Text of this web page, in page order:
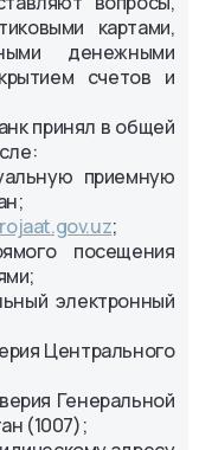
картами,
денежными
счетов и
принял в общей
приемную
;
посещения
электронный
Центрального
Генеральной
(1007);